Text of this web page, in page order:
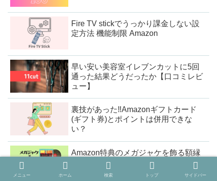
Fire TV stickでうっかり課金しない設
定方法 機能制限 Amazon
早い安い美容室イレブンカットに5回
通った結果どうだったか【口コミレビ
ュー】
裏技があった‼Amazonギフトカード
(ギフト券)とポイントは併用できな
い？
Amazon特典のメガジャケを飾る額縁
探し 100均か高級路線か
メニュー ホーム 検索 トップ サイドバー